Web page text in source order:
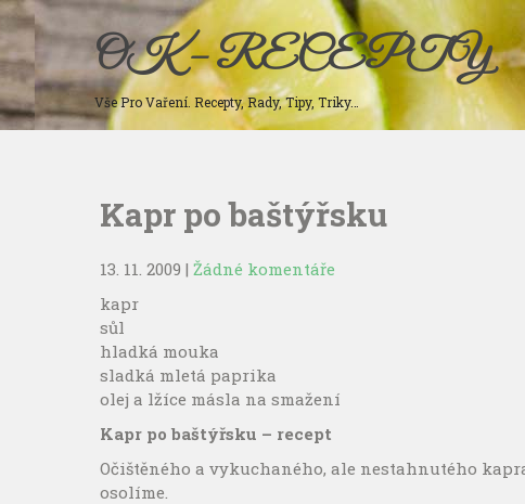
Skip
to
content
OK – RECEPTY
Vše Pro Vaření. Recepty, Rady, Tipy, Triky…
Kapr po baštýřsku
13. 11. 2009 | Žádné komentáře
kapr
sůl
hladká mouka
sladká mletá paprika
olej a lžíce másla na smažení
Kapr po baštýřsku – recept
Očištěného a vykuchaného, ale nestahnutého
osolíme.